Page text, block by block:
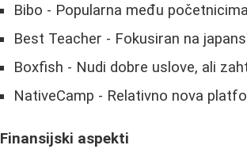
Bibo - Popularna među
Best Teacher - Fokusiran na
Boxfish - Nudi dobre uslove, ali
NativeCamp - Relativno nova
Finansijski aspekti